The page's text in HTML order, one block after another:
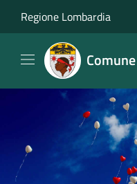
Regione Lombardia